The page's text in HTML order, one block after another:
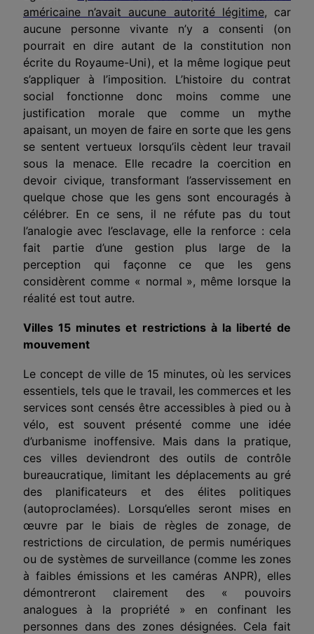
américaine n’avait aucune autorité légitime, car
aucune personne vivante n’y a consenti (on
pourrait en dire autant de la constitution non
écrite du Royaume-Uni), et la même logique peut
s’appliquer à l’imposition. L’histoire du contrat
social fonctionne donc moins comme une
justification morale que comme un mythe
apaisant, un moyen de faire en sorte que les gens
se sentent vertueux lorsqu’ils cèdent leur travail
sous la menace. Elle recadre la coercition en
devoir civique, transformant l’asservissement en
quelque chose que les gens sont encouragés à
célébrer. En ce sens, il ne réfute pas du tout
l’analogie avec l’esclavage, elle la renforce : cela
fait partie d’une gestion plus large de la
perception qui façonne ce que les gens
considèrent comme « normal », même lorsque la
réalité est tout autre.
Villes 15 minutes et restrictions à la liberté de
mouvement
Le concept de ville de 15 minutes, où les services
essentiels, tels que le travail, les commerces et les
services sont censés être accessibles à pied ou à
vélo, est souvent présenté comme une idée
d’urbanisme inoffensive. Mais dans la pratique,
ces villes deviendront des outils de contrôle
bureaucratique, limitant les déplacements au gré
des planificateurs et des élites politiques
(autoproclamées). Lorsqu’elles seront mises en
œuvre par le biais de règles de zonage, de
restrictions de circulation, de permis numériques
ou de systèmes de surveillance (comme les zones
à faibles émissions et les caméras ANPR), elles
démontreront clairement des « pouvoirs
analogues à la propriété » en confinant les
personnes dans des zones désignées. Cela fait